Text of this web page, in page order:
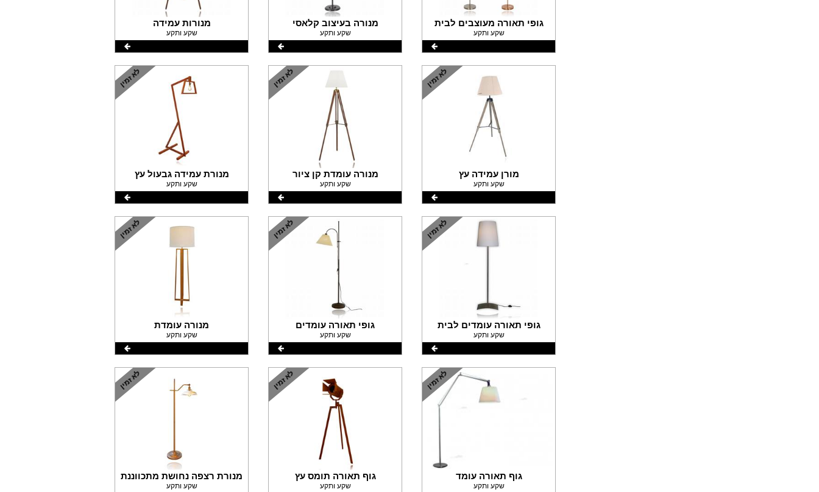
גופי תאורה מעוצבים לבית
שקע ותקע
מורן עמידה עץ
שקע ותקע
גופי תאורה עומדים לבית
שקע ותקע
גוף תאורה עומד
שקע ותקע
מנורה בעיצוב קלאסי
שקע ותקע
מנורה עומדת קן ציור
שקע ותקע
גופי תאורה עומדים
שקע ותקע
גוף תאורה תומס עץ
שקע ותקע
מנורות עמידה
שקע ותקע
מנורת עמידה גבעול עץ
שקע ותקע
מנורה עומדת
שקע ותקע
מנורת רצפה נחושת מתכווננת
שקע ותקע